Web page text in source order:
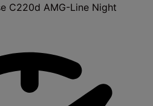
C220d AMG-Line Night